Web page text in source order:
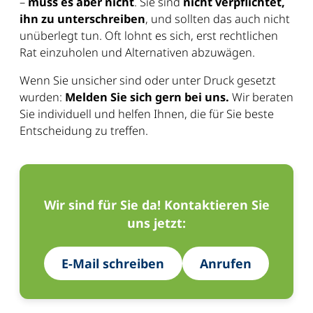
ihn zu unterschreiben, und sollten das auch nicht
unüberlegt tun. Oft lohnt es sich, erst rechtlichen
Rat einzuholen und Alternativen abzuwägen.
Wenn Sie unsicher sind oder unter Druck gesetzt
wurden: Melden Sie sich gern bei uns. Wir beraten
Sie individuell und helfen Ihnen, die für Sie beste
Entscheidung zu treffen.
Wir sind für Sie da! Kontaktieren Sie
uns jetzt:
E-Mail schreiben Anrufen